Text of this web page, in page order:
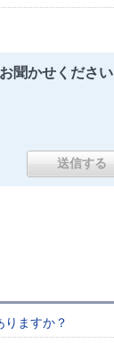
聞かせください
ますか？